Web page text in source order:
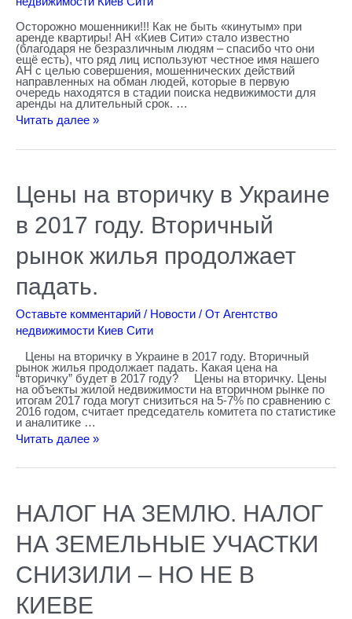
Осторожно мошенники!!! Как не быть «кинутым» при
аренде квартиры! АН «Киев Сити» стало известно
(благодаря не безразличным людям – спасибо что они
ещё есть), что ряд лиц используют честное имя нашего
АН с целью совершения, мошеннических действий
направленных на обман людей, которые в первую
очередь находятся в стадии поиска недвижимости для
аренды на длительный срок. …
Читать далее »
Цены на вторичку в Украине
в 2017 году. Вторичный
рынок жилья продолжает
падать.
Оставьте комментарий / Новости / От Агентство
недвижимости Киев Сити
Цены на вторичку в Украине в 2017 году. Вторичный
рынок жилья продолжает падать. Какая цена на
“вторичку” будет в 2017 году? Цены на вторичку. Цены
на объекты жилой недвижимости на вторичном рынке по
итогам 2017 года могут снизиться на 5-7% по сравнению с
2016 годом, считает председатель комитета по статистике
и аналитике …
вторичку
Украине
2017
году.
Вторичный
рынок
жилья
падать.
Читать далее »
НАЛОГ НА ЗЕМЛЮ. НАЛОГ
НА ЗЕМЕЛЬНЫЕ УЧАСТКИ
СНИЗИЛИ – НО НЕ В
КИЕВЕ
НА
ЗЕМЛЮ.
НАЛОГ
НА
ЗЕМЕЛЬНЫЕ
УЧАСТКИ
СНИЗИЛИ
НО
НЕ